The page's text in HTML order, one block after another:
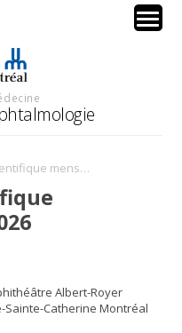
Conférence scientifique mensuelle – avril 2026
Albert-Royer
Sainte-Catherine Montréal